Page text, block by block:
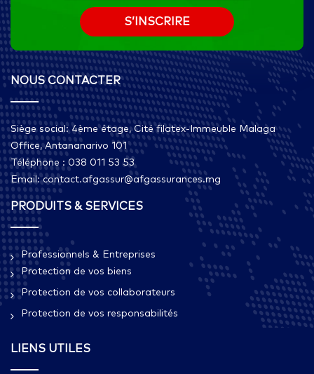
NOUS CONTACTER
Siège social: 4ème étage, Cité filatex-Immeuble Malaga
Office, Antananarivo 101
Téléphone : 038 011 53 53
Email: contact.afgassur@afgassurances.mg
PRODUITS & SERVICES
Professionnels & Entreprises
Protection de vos biens
Protection de vos collaborateurs
Protection de vos responsabilités
LIENS UTILES